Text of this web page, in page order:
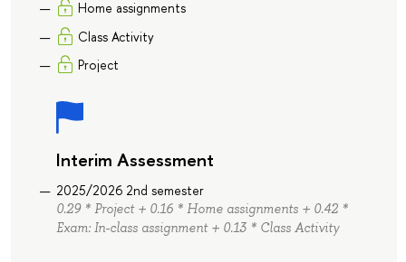
Home assignments
Class Activity
Project
Interim Assessment
2025/2026 2nd semester
0.29 * Project + 0.16 * Home assignments + 0.42 *
Exam: In-class assignment + 0.13 * Class Activity